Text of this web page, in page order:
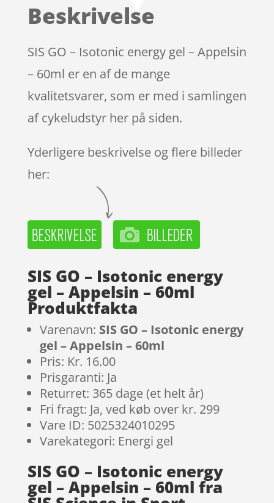
på
mmelser
Beskrivelse
SIS GO – Isotonic energy gel – Appelsin
– 60ml er en af de mange
kvalitetsvarer, som er med i samlingen
af cykeludstyr her på siden.
Yderligere beskrivelse og flere billeder
her:
SIS GO – Isotonic energy
gel – Appelsin – 60ml
Produktfakta
Varenavn: SIS GO – Isotonic energy
gel – Appelsin – 60ml
Pris: Kr. 16.00
Prisgaranti: Ja
Returret: 365 dage (et helt år)
Fri fragt: Ja, ved køb over kr. 299
Vare ID: 5025324010295
Varekategori: Energi gel
SIS GO – Isotonic energy
gel – Appelsin – 60ml fra